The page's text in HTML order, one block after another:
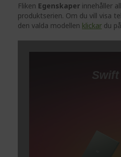
Fliken Egenskaper innehåller
produktserien. Om du vill visa
den valda modellen klickar du